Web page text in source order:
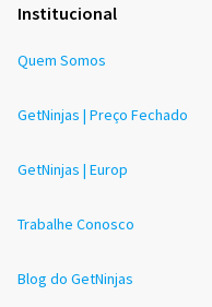
Institucional
Quem Somos
GetNinjas | Preço Fechado
GetNinjas | Europ
Trabalhe Conosco
Blog do GetNinjas